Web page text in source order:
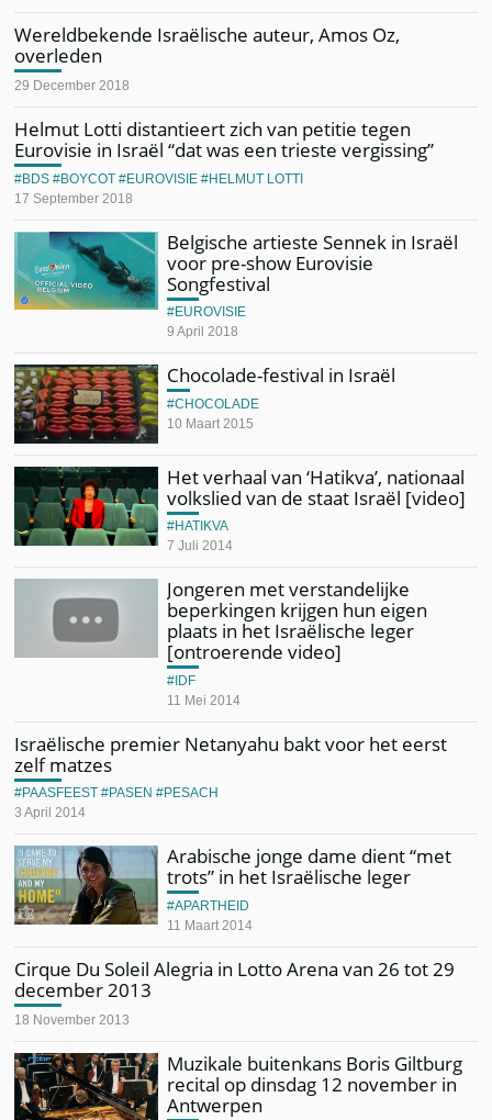
Wereldbekende Israëlische auteur, Amos Oz,
overleden
29 December 2018
Helmut Lotti distantieert zich van petitie tegen
Eurovisie in Israël “dat was een trieste vergissing”
17 September 2018
BDS BOYCOT EUROVISIE HELMUT LOTTI
Belgische artieste Sennek in Israël
voor pre-show Eurovisie
Songfestival
9 April 2018
EUROVISIE
Chocolade-festival in Israël
10 Maart 2015
CHOCOLADE
Het verhaal van ‘Hatikva’, nationaal
volkslied van de staat Israël [video]
7 Juli 2014
HATIKVA
Jongeren met verstandelijke
beperkingen krijgen hun eigen
plaats in het Israëlische leger
[ontroerende video]
11 Mei 2014
IDF
Israëlische premier Netanyahu bakt voor het eerst
zelf matzes
3 April 2014
PAASFEEST PASEN PESACH
Arabische jonge dame dient “met
trots” in het Israëlische leger
11 Maart 2014
APARTHEID
Cirque Du Soleil Alegria in Lotto Arena van 26 tot 29
december 2013
18 November 2013
Muzikale buitenkans Boris Giltburg
recital op dinsdag 12 november in
Antwerpen